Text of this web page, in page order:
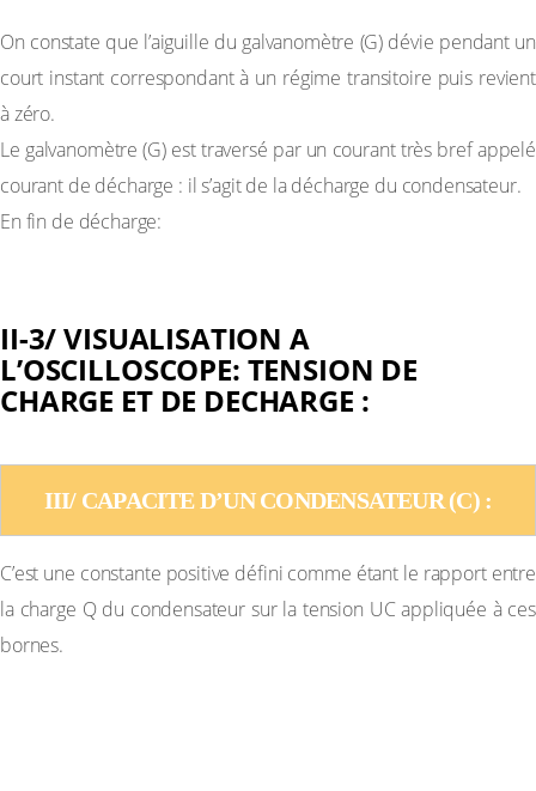
On constate que l’aiguille du galvanomètre (G) dévie pendant un
court instant correspondant à un régime transitoire puis revient
à zéro.
Le galvanomètre (G) est traversé par un courant très bref appelé
courant de décharge : il s’agit de la décharge du condensateur.
En fin de décharge:
II-3/ VISUALISATION A
L’OSCILLOSCOPE: TENSION DE
CHARGE ET DE DECHARGE :
III/ CAPACITE D’UN CONDENSATEUR (C) :
C’est une constante positive défini comme étant le rapport entre
la charge Q du condensateur sur la tension UC appliquée à ces
bornes.